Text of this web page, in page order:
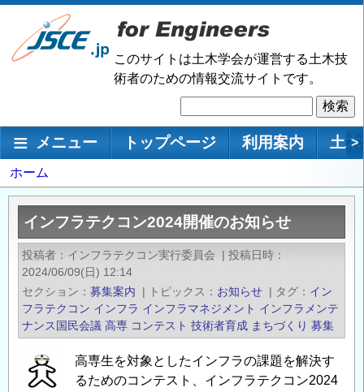
メ
ン
移
このサイトは土木学会が運営する土木技
術者のための情報交流サイトです。
索
メインナビゲーション
メニュー トップページ 利用案内 土 >
パ
ン
く
ず
ホーム
インフラテクコン2024開催のお知らせ
投稿者 インフラテクコン実行委員会 | 投稿日時
2024/06/09(日) 12:14
セクション
募集案内 | トピックス お知らせ | タグ
イン
フラテクコン インフラ インフラマネジメント インフラメンテ
ナンス国民会議 高専 コンテスト 技術者育成 まちづくり 募集
高専生を対象としたインフラの課題を解決す
るためのコンテスト、インフラテクコン2024